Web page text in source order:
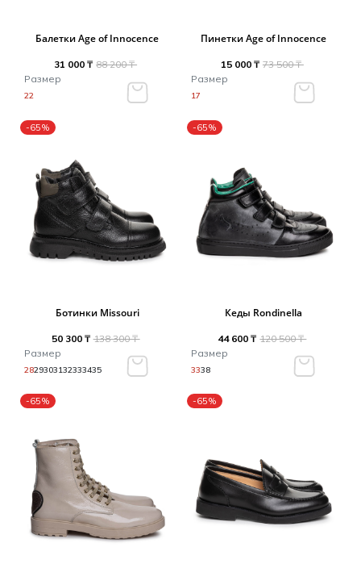
Балетки Age of Innocence
31 000 ₸ 88 200 ₸
Размер
22
Пинетки Age of Innocence
15 000 ₸ 73 500 ₸
Размер
17
-65%
Ботинки Missouri
50 300 ₸ 138 300 ₸
Размер
2829303132333435
-65%
Кеды Rondinella
44 600 ₸ 120 500 ₸
Размер
3338
-65% -65%